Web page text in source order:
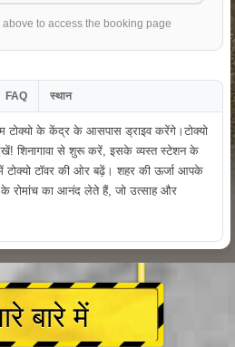
to access the booking page
FAQ स्थान
के केंद्र के आसपास ड्राइव करेंगे।टोक्यो
शिनागावा से शुरू करें, इसके व्यस्त स्टेशन के
टॉवर की ओर बढ़ें। शहर की ऊर्जा आपके
रोमांच का आनंद लेते हैं, जो उत्साह और
बारे में